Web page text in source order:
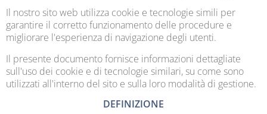
Il nostro sito web utilizza cookie e tecnologie simili per
garantire il corretto funzionamento delle procedure e
migliorare l'esperienza di navigazione degli utenti.
Il presente documento fornisce informazioni dettagliate
sull'uso dei cookie e di tecnologie similari, su come sono
utilizzati all'interno del sito e sulla loro modalità di gestione.
DEFINIZIONE